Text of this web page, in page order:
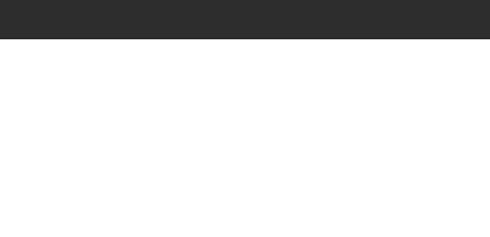
to